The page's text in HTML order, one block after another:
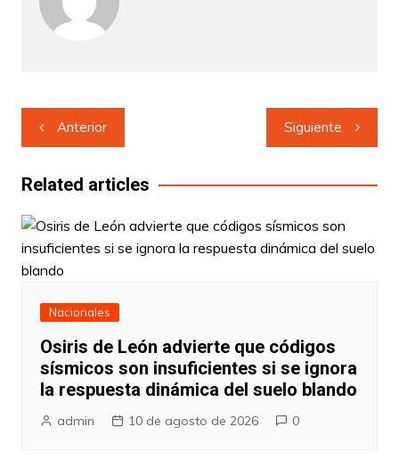
Navegación
de
entradas
Anterior Siguiente
Related articles
Nacionales
Osiris de León advierte que códigos
sísmicos son insuficientes si se ignora
la respuesta dinámica del suelo blando
admin 10 de agosto de 2026 0